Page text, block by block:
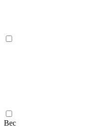
Вес